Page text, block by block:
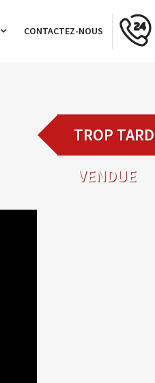
CONTACTEZ-NOUS
TROP TARD
VENDUE